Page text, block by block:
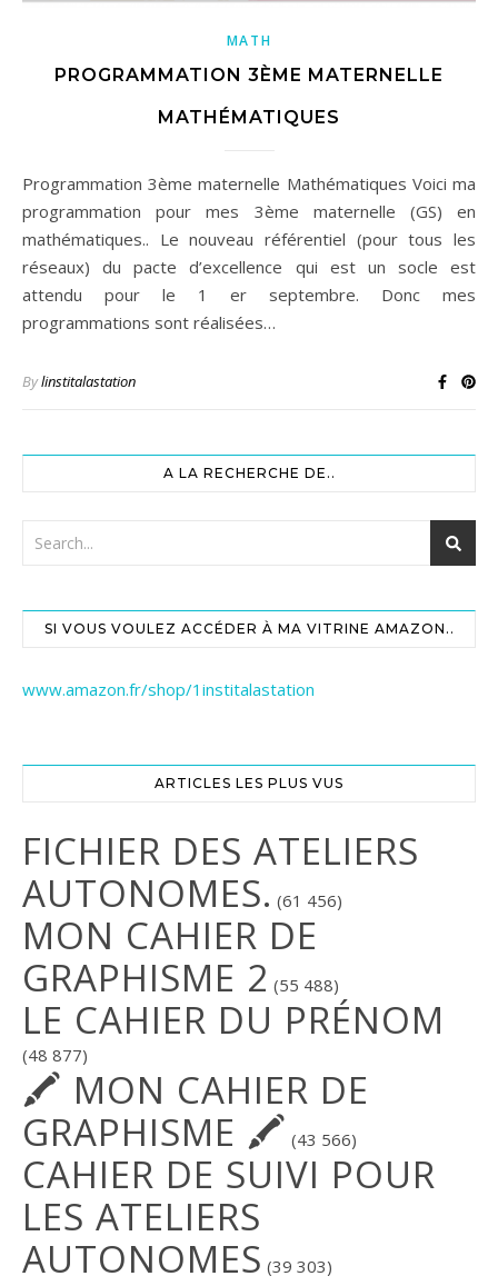
MATH
PROGRAMMATION 3ÈME MATERNELLE
MATHÉMATIQUES
Programmation 3ème maternelle Mathématiques Voici ma
programmation pour mes 3ème maternelle (GS) en
mathématiques.. Le nouveau référentiel (pour tous les
réseaux) du pacte d’excellence qui est un socle est
attendu pour le 1 er septembre. Donc mes
programmations sont réalisées…
Bylinstitalastation
A LA RECHERCHE DE..
SI VOUS VOULEZ ACCÉDER À MA VITRINE AMAZON..
www.amazon.fr/shop/1institalastation
ARTICLES LES PLUS VUS
FICHIER DES ATELIERS
AUTONOMES. (61 456)
MON CAHIER DE
GRAPHISME 2 (55 488)
LE CAHIER DU PRÉNOM
(48 877)
🖍 MON CAHIER DE
GRAPHISME 🖍 (43 566)
CAHIER DE SUIVI POUR
LES ATELIERS
AUTONOMES (39 303)